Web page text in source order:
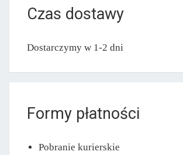
Czas dostawy
Dostarczymy w 1-2 dni
Formy płatności
Pobranie kurierskie